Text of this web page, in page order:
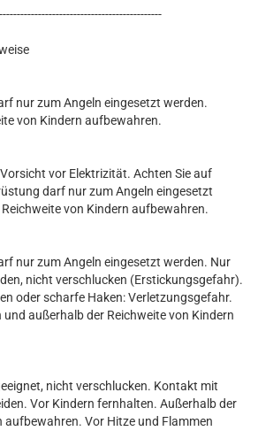
nur zum Angeln eingesetzt werden.
von Kindern aufbewahren.
vor Elektrizität. Achten Sie auf
darf nur zum Angeln eingesetzt
von Kindern aufbewahren.
nur zum Angeln eingesetzt werden. Nur
nicht verschlucken (Erstickungsgefahr).
oder scharfe Haken: Verletzungsgefahr.
außerhalb der Reichweite von Kindern
nicht verschlucken. Kontakt mit
Vor Kindern fernhalten. Außerhalb der
aufbewahren. Vor Hitze und Flammen